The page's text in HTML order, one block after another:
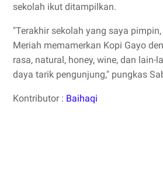
sekolah ikut ditampilkan.
"Terakhir sekolah yang saya
Meriah memamerkan Kopi Gayo
rasa, natural, honey, wine, dan lain-
daya tarik pengunjung," pungkas
Kontributor : Baihaqi